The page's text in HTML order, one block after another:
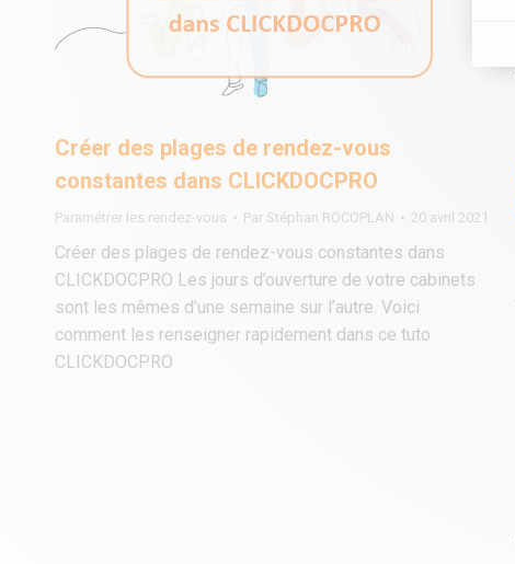
Créer des plages de rendez-vous
constantes dans CLICKDOCPRO
Paramétrer les rendez-vous Par Stéphan ROCOPLAN 20 avril 2021
Créer des plages de rendez-vous constantes dans
CLICKDOCPRO Les jours d’ouverture de votre cabinets
sont les mêmes d’une semaine sur l’autre. Voici
comment les renseigner rapidement dans ce tuto
CLICKDOCPRO